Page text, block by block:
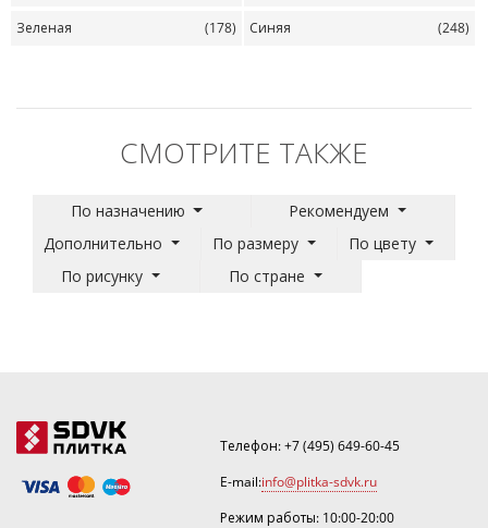
Зеленая (178) Синяя (248)
СМОТРИТЕ ТАКЖЕ
По назначению
Рекомендуем
Дополнительно
По размеру
По цвету
По рисунку
По стране
Телефон:+7 (495) 649-60-45
E-mail:info@plitka-sdvk.ru
Режим работы: 10:00-20:00